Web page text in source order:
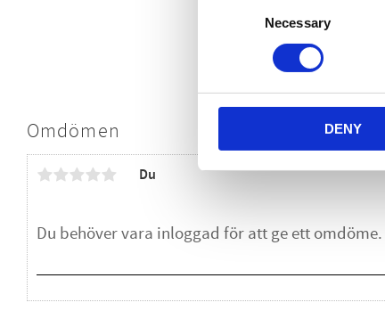
Necessary
DENY
Omdömen
Du